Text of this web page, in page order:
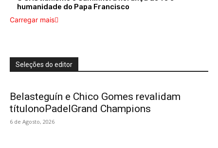
humanidade do Papa Francisco
Carregar mais
Seleções do editor
Belasteguín e Chico Gomes revalidam
títulonoPadelGrand Champions
6 de Agosto, 2026